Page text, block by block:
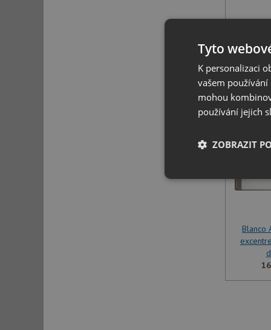
Blanco
Tyto
K personalizaci
vašem
mohou
používání jejich
ZOBRAZIT
Nezbytně
soubory
Nezbytně nutné
stránky nelze bez